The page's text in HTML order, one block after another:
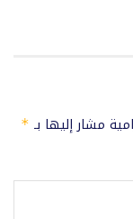
مشار إليها بـ *